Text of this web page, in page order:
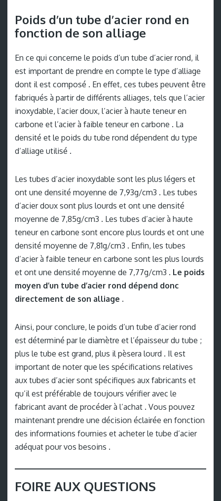
Poids d’un tube d’acier rond en
fonction de son alliage
En ce qui concerne le poids d’un tube d’acier rond, il
est important de prendre en compte le type d’alliage
dont il est composé . En effet, ces tubes peuvent être
fabriqués à partir de différents alliages, tels que l’acier
inoxydable, l’acier doux, l’acier à haute teneur en
carbone et l’acier à faible teneur en carbone . La
densité et le poids du tube rond dépendent du type
d’alliage utilisé .
Les tubes d’acier inoxydable sont les plus légers et
ont une densité moyenne de 7,93g/cm3 . Les tubes
d’acier doux sont plus lourds et ont une densité
moyenne de 7,85g/cm3 . Les tubes d’acier à haute
teneur en carbone sont encore plus lourds et ont une
densité moyenne de 7,81g/cm3 . Enfin, les tubes
d’acier à faible teneur en carbone sont les plus lourds
et ont une densité moyenne de 7,77g/cm3 . Le poids
moyen d’un tube d’acier rond dépend donc
directement de son alliage .
Ainsi, pour conclure, le poids d’un tube d’acier rond
est déterminé par le diamètre et l’épaisseur du tube ;
plus le tube est grand, plus il pèsera lourd . Il est
important de noter que les spécifications relatives
aux tubes d’acier sont spécifiques aux fabricants et
qu’il est préférable de toujours vérifier avec le
fabricant avant de procéder à l’achat . Vous pouvez
maintenant prendre une décision éclairée en fonction
des informations fournies et acheter le tube d’acier
adéquat pour vos besoins .
FOIRE AUX QUESTIONS